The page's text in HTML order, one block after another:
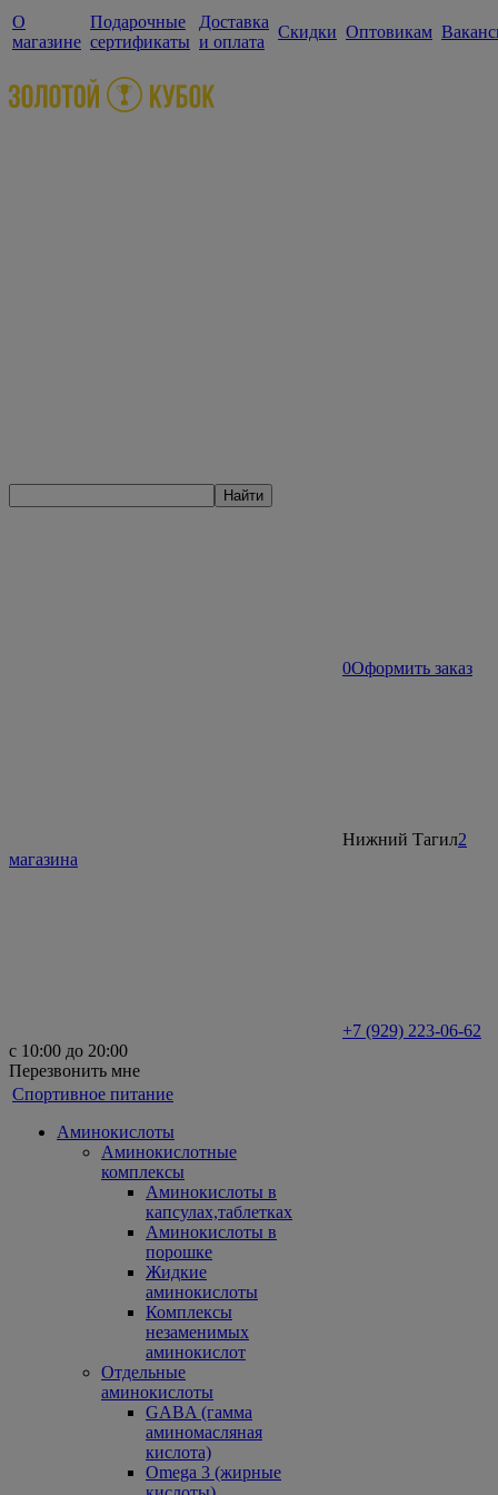
О
магазине
Подарочные
сертификаты
Доставка
и оплата
Скидки Оптовикам
Найти
0Оформить заказ
Нижний Тагил2
магазина
+7 (929) 223-06-62
с 10:00 до 20:00
Перезвонить мне
Спортивное питание
Аминокислоты
Аминокислотные
комплексы
Аминокислоты в
капсулах,таблетках
Аминокислоты в
порошке
Жидкие
аминокислоты
Комплексы
незаменимых
аминокислот
Отдельные
аминокислоты
GABA (гамма
аминомасляная
кислота)
Omega 3 (жирные